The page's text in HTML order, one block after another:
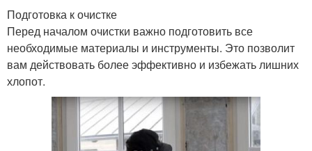
Подготовка к очистке
Перед началом очистки важно подготовить все
необходимые материалы и инструменты. Это позволит
вам действовать более эффективно и избежать лишних
хлопот.